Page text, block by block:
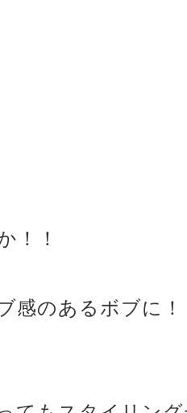
！！
感のあるボブに！